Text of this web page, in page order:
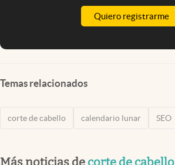
Quiero registrarme
Temas relacionados
corte de cabello calendario lunar SEO
Más noticias de corte de cabello